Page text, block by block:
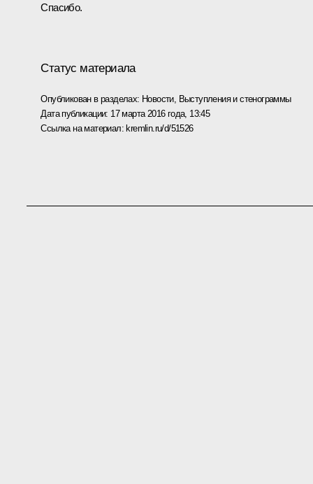
Спасибо.
Статус материала
Опубликован в разделах: Новости, Выступления и стенограммы
Дата публикации: 17 марта 2016 года, 13:45
Ссылка на материал: kremlin.ru/d/51526